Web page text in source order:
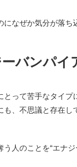
になぜか気分が落
バンパイ
って苦手なタイプ
、不思議と存在し
人のことを“エナジ